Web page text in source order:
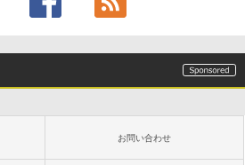
お問い合わせ